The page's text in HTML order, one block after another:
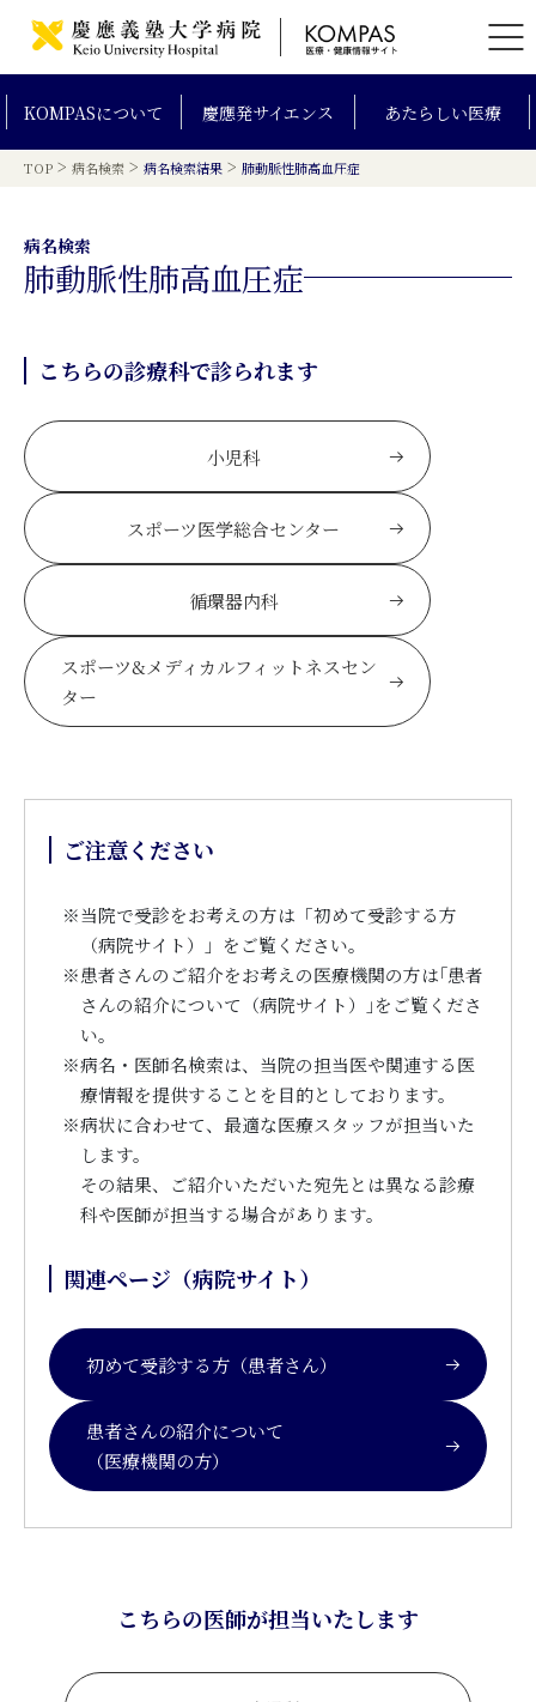
KOMPASについて 慶應発サイエンス あたらしい医療
TOP > 病名検索 > 病名検索結果 > 肺動脈性肺高血圧症
病名検索
肺動脈性肺高血圧症
こちらの診療科で診られます
小児科
スポーツ医学総合センター
循環器内科
スポーツ&メディカルフィットネスセン
ター
ご注意ください
※当院で受診をお考えの方は「初めて受診する方
（病院サイト）」をご覧ください。
※患者さんのご紹介をお考えの医療機関の方は｢患者
さんの紹介について（病院サイト）｣をご覧くださ
い。
※病名・医師名検索は、当院の担当医や関連する医
療情報を提供することを目的としております。
※病状に合わせて、最適な医療スタッフが担当いた
します。
その結果、ご紹介いただいた宛先とは異なる診療
科や医師が担当する場合があります。
関連ページ（病院サイト）
初めて受診する方（患者さん）
患者さんの紹介について
（医療機関の方）
こちらの医師が担当いたします